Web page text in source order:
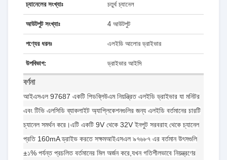
চ্যানেলের সংখ্যাঃ চতুর্থ চ্যানেল
আউটপুট সংখ্যাঃ 4 আউটপুট
পণ্যের ধরনঃ এলইডি আলোর ড্রাইভার
উপবিভাগ: ড্রাইভার আইসি
বর্ণনা
আইএসএল 97687 একটি পিডব্লিউএম নিয়ন্ত্রিত এলইডি ড্রাইভার যা মনিটর
এবং টিভি এলসিডি ব্যাকলাইট অ্যাপ্লিকেশনগুলির জন্য এলইডি বর্তমানের চারটি
চ্যানেল সমর্থন করে।এটি একটি 9V থেকে 32V ইনপুট সরবরাহ থেকে চ্যানেল
প্রতি 160mA ড্রাইভ করতে সক্ষমআইএসএল ৯৭৬৮৭ এর বর্তমান উৎসগুলি
±১% পর্যন্ত প্রচলিত বর্তমানের মিল অর্জন করে,যখন গতিশীলভাবে নিয়ন্ত্রণের